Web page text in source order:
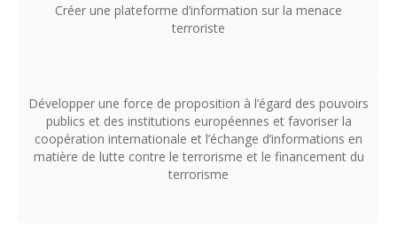
Créer une plateforme d’information sur la menace
terroriste
Développer une force de proposition à l’égard des pouvoirs
publics et des institutions européennes et favoriser la
coopération internationale et l’échange d’informations en
matière de lutte contre le terrorisme et le financement du
terrorisme